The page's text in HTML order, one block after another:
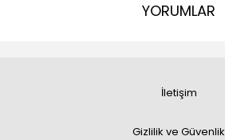
YORUMLAR
İletişim
Gizlilik ve Güvenlik